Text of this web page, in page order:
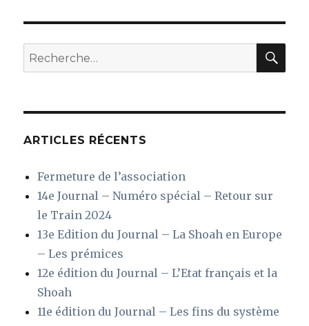
Recherche
pour
ARTICLES RÉCENTS
Fermeture de l’association
14e Journal – Numéro spécial – Retour sur
le Train 2024
13e Edition du Journal – La Shoah en Europe
– Les prémices
12e édition du Journal – L’Etat français et la
Shoah
11e édition du Journal – Les fins du système